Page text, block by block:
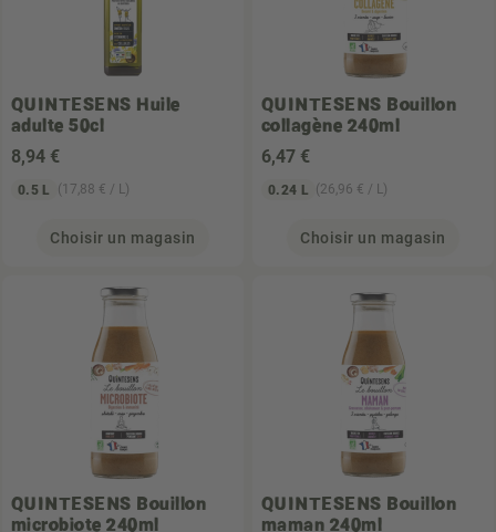
QUINTESENS Huile
adulte 50cl
8,94 €
0.5 L (17,88 € / L)
Choisir un magasin
QUINTESENS Bouillon
collagène 240ml
6,47 €
0.24 L (26,96 € / L)
Choisir un magasin
QUINTESENS Bouillon
microbiote 240ml
QUINTESENS Bouillon
maman 240ml